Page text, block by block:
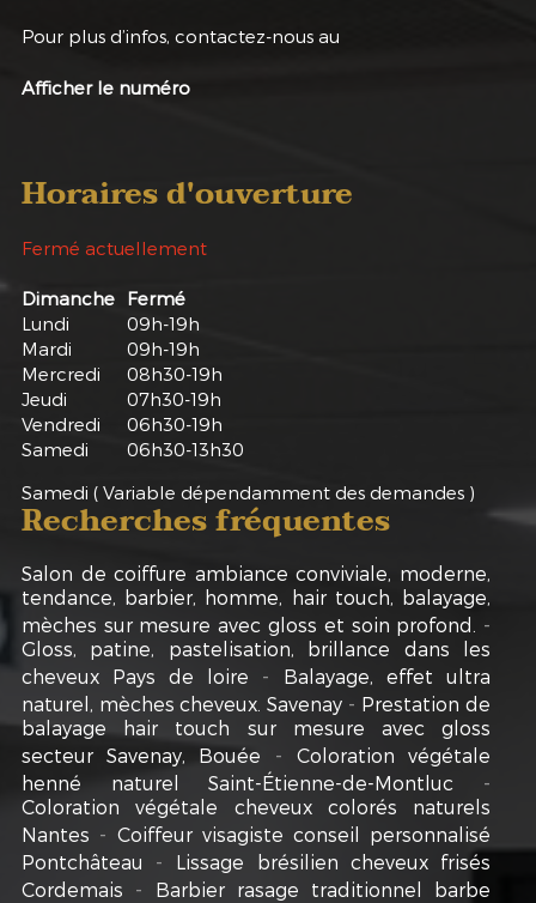
Pour plus d’infos, contactez-nous au
Afficher le numéro
Horaires d'ouverture
Fermé actuellement
Dimanche
Fermé
Lundi
09h-19h
Mardi
09h-19h
Mercredi
08h30-19h
Jeudi
07h30-19h
Vendredi
06h30-19h
Samedi
06h30-13h30
Samedi ( Variable dépendamment des demandes )
Recherches fréquentes
Salon de coiffure ambiance conviviale, moderne,
tendance, barbier, homme, hair touch, balayage,
mèches sur mesure avec gloss et soin profond.
Gloss, patine, pastelisation, brillance dans les
cheveux Pays de loire
Balayage, effet ultra
naturel, mèches cheveux. Savenay
Prestation de
balayage hair touch sur mesure avec gloss
secteur Savenay, Bouée
Coloration végétale
henné naturel Saint-Étienne-de-Montluc
Coloration végétale cheveux colorés naturels
Nantes
Coiffeur visagiste conseil personnalisé
Pontchâteau
Lissage brésilien cheveux frisés
Cordemais
Barbier rasage traditionnel barbe